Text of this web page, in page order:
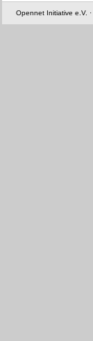
Opennet Initiative e.V. ·